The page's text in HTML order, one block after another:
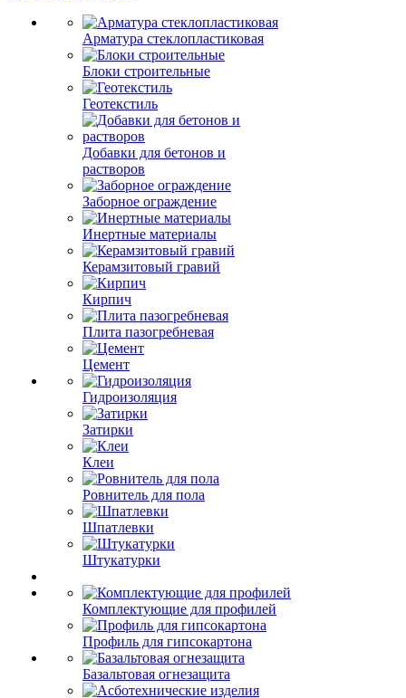
Арматура стеклопластиковая
Блоки строительные
Геотекстиль
Добавки для бетонов и
растворов
Заборное ограждение
Инертные материалы
Керамзитовый гравий
Кирпич
Плита пазогребневая
Цемент
Гидроизоляция
Затирки
Клеи
Ровнитель для пола
Шпатлевки
Штукатурки
Комплектующие для профилей
Профиль для гипсокартона
Базальтовая огнезащита